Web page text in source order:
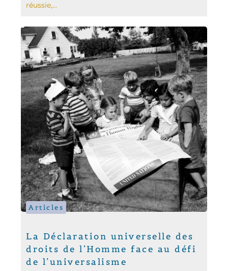
réussie,...
Articles
La Déclaration universelle des
droits de l’Homme face au défi
de l’universalisme